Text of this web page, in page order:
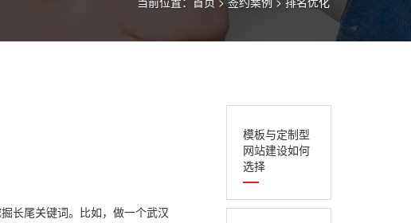
模板与定制型
网站建设如何
选择
长尾关键词。比如，做一个武汉